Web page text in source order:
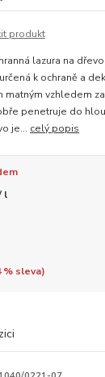
produkt
lazura na
k ochraně a
matným vzhledem
penetruje do
je... celý popis
l
% sleva)